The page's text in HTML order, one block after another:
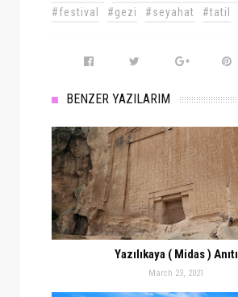
#festival
#gezi #seyahat #tatil
BENZER YAZILARIM
Yazılıkaya ( Midas ) Anıtı
March 23, 2021